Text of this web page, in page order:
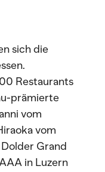
sich die
Restaurants
prämierte
vom
vom
Grand
in Luzern